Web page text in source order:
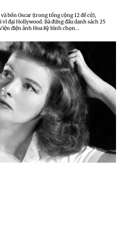
bốn Oscar (trong tổng cộng 12 đề cử),
đại Hollywood. Bà đứng đầu danh sách 25
điện ảnh Hoa Kỳ bình chọn…